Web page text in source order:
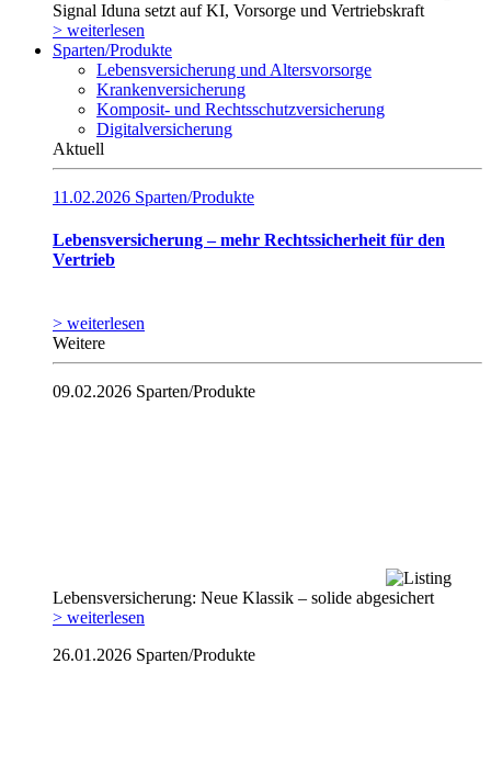
Signal Iduna setzt auf KI, Vorsorge und Vertriebskraft
> weiterlesen
Sparten/Produkte
Lebensversicherung und Altersvorsorge
Krankenversicherung
Komposit- und Rechtsschutzversicherung
Digitalversicherung
Aktuell
11.02.2026 Sparten/Produkte
Lebensversicherung – mehr Rechtssicherheit für den
Vertrieb
> weiterlesen
Weitere
09.02.2026 Sparten/Produkte
Lebensversicherung: Neue Klassik – solide abgesichert
> weiterlesen
26.01.2026 Sparten/Produkte